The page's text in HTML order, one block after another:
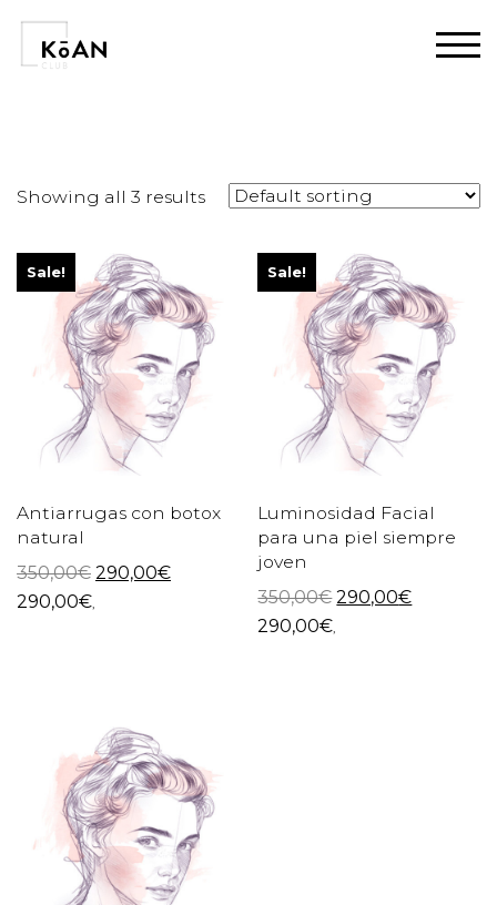
Showing all 3 results
Sale!
Antiarrugas con botox
natural
350,00€ 290,00€
290,00€,
Sale!
Luminosidad Facial
para una piel siempre
joven
350,00€ 290,00€
290,00€,